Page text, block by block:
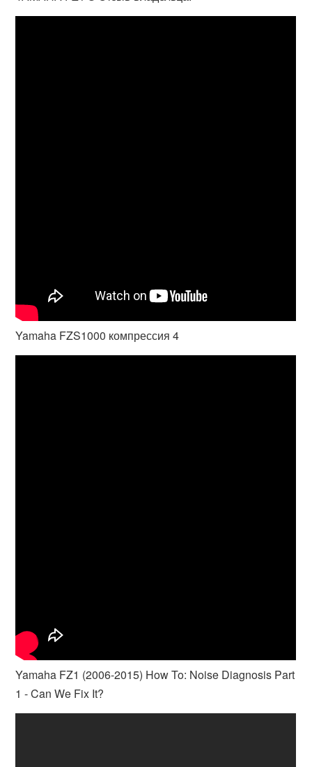
Yamaha FZS1000 компрессия 4
Yamaha FZ1 (2006-2015) How To: Noise Diagnosis Part
1 - Can We Fix It?